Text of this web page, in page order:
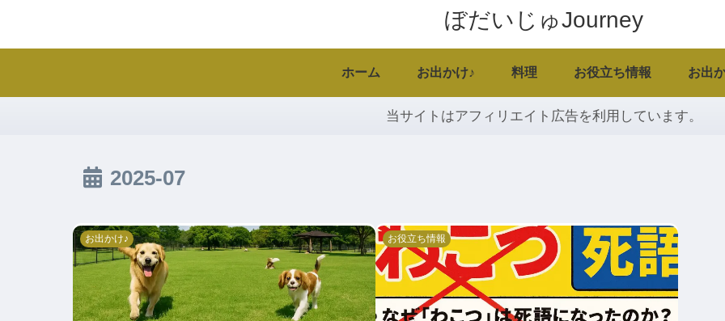
ぼだいじゅJourney
ホーム お出かけ♪ 料理 お役立ち情報 お出
当サイトはアフィリエイト広告を利用しています。
2025-07
お出かけ♪ お役立ち情報